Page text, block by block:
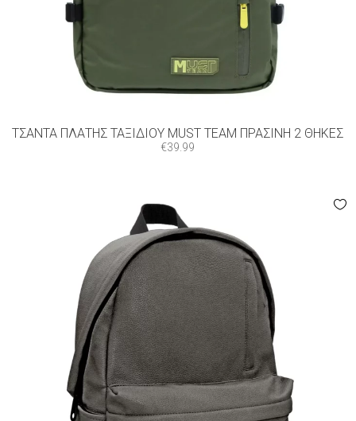
ΤΣΆΝΤΑ ΠΛΆΤΗΣ ΤΑΞΙΔΊΟΥ MUST TEAM ΠΡΆΣΙΝΗ 2 ΘΉΚΕΣ
€39.99